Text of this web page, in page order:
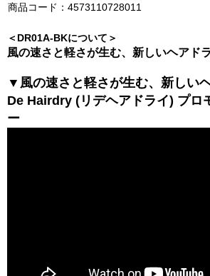
商品コード：4573110728011
＜DR01A-BKについて＞
風の速さと軽さが生む、新しいヘアド
▼風の速さと軽さが生む、新しい
De Hairdry (リデヘアドライ) プロ
ー